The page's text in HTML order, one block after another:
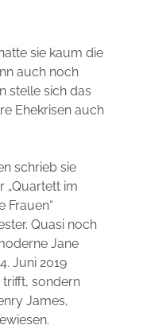
sie kaum die
auch noch
stelle sich das
Ehekrisen auch
schrieb sie
„Quartett im
Frauen“
Quasi noch
Jane
Juni 2019
trifft, sondern
James,